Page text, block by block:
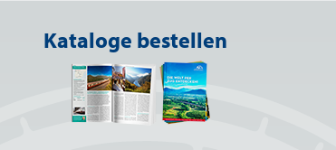
Kataloge bestellen